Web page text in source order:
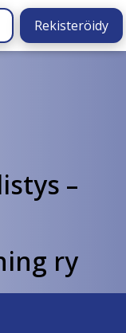
Rekisteröidy
–
ry